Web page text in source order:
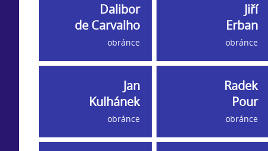
Dalibor
de Carvalho
obránce
Jiří
Erban
obránce
Jan
Kulhánek
obránce
Radek
Pour
obránce